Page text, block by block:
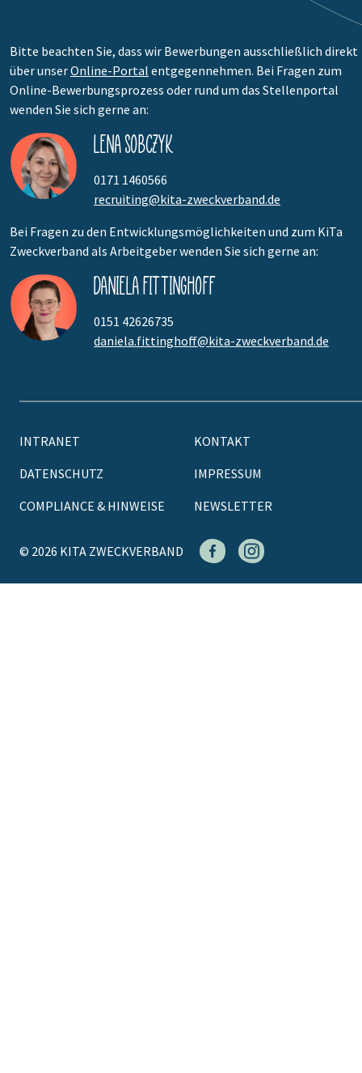
Bitte beachten Sie, dass wir Bewerbungen ausschließlich direkt
über unserOnline-Portal entgegennehmen. Bei Fragen zum
Online-Bewerbungsprozess oder rund um das Stellenportal
wenden Sie sich gerne an:
Lena Sobczyk
0171 1460566
recruiting@kita-zweckverband.de
Bei Fragen zu den Entwicklungsmöglichkeiten und zum KiTa
Zweckverband als Arbeitgeber wenden Sie sich gerne an:
Daniela Fittinghoff
0151 42626735
daniela.fittinghoff@kita-zweckverband.de
© 2026 KITA ZWECKVERBAND
INTRANET
KONTAKT
DATENSCHUTZ
IMPRESSUM
COMPLIANCE & HINWEISE
NEWSLETTER